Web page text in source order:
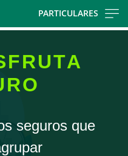
PARTICULARES
seguros que